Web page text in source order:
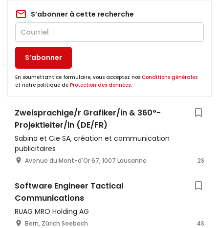
S’abonner à cette recherche
S’abonner
En soumettant ce formulaire, vous acceptez nos Conditions générales
et notre politique de Protection des données.
Zweisprachige/r Grafiker/in & 360°-
Projektleiter/in (DE/FR)
Sabina et Cie SA, création et communication
publicitaires
Avenue du Mont-d'Or 67, 1007 Lausanne 2S
Software Engineer Tactical
Communications
RUAG MRO Holding AG
Bern, Zürich Seebach 4S